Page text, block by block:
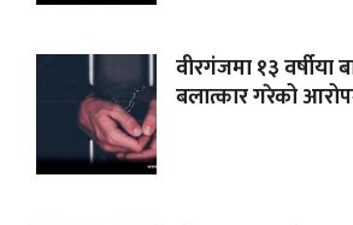
वीरगंजमा १३ वर्षीया
बलात्कार गरेको